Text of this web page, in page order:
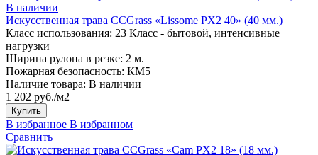
В наличии
Искусственная трава CCGrass «Lissome PX2 40» (40 мм.)
Класс использования: 23 Класс - бытовой, интенсивные
нагрузки
Ширина рулона в резке: 2 м.
Пожарная безопасность: КМ5
Наличие товара: В наличии
1 202 руб./м2
Купить
В избранное В избранном
Сравнить